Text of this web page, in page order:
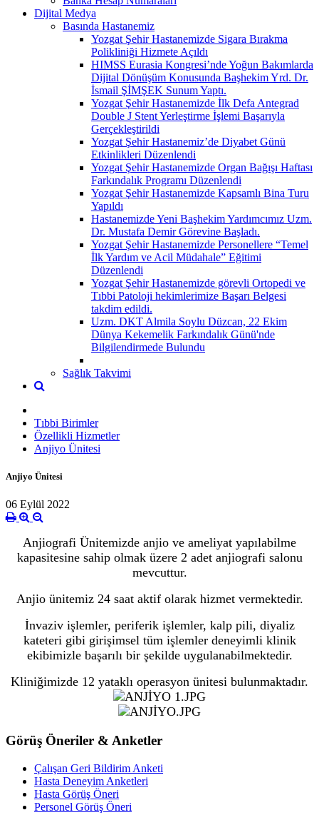
Dijital Medya
Basında Hastanemiz
Yozgat Şehir Hastanemizde Sigara Bırakma
Polikliniği Hizmete Açıldı
HIMSS Eurasia Kongresi’nde Yoğun Bakımlarda
Dijital Dönüşüm Konusunda Başhekim Yrd. Dr.
İsmail ŞİMŞEK Sunum Yaptı.
Yozgat Şehir Hastanemizde İlk Defa Antegrad
Double J Stent Yerleştirme İşlemi Başarıyla
Gerçekleştirildi
Yozgat Şehir Hastanemiz’de Diyabet Günü
Etkinlikleri Düzenlendi
Yozgat Şehir Hastanemizde Organ Bağışı Haftası
Farkındalık Programı Düzenlendi
Yozgat Şehir Hastanemizde Kapsamlı Bina Turu
Yapıldı
Hastanemizde Yeni Başhekim Yardımcımız Uzm.
Dr. Mustafa Demir Görevine Başladı.
Yozgat Şehir Hastanemizde Personellere “Temel
İlk Yardım ve Acil Müdahale” Eğitimi
Düzenlendi
Yozgat Şehir Hastanemizde görevli Ortopedi ve
Tıbbi Patoloji hekimlerimize Başarı Belgesi
takdim edildi.
Uzm. DKT Almila Soylu Düzcan, 22 Ekim
Dünya Kekemelik Farkındalık Günü'nde
Bilgilendirmede Bulundu
Sağlık Takvimi
Tıbbi Birimler
Özellikli Hizmetler
Anjiyo Ünitesi
Anjiyo Ünitesi
06 Eylül 2022
Anjiografi Ünitemizde anjio ve ameliyat yapılabilme
kapasitesine sahip olmak üzere 2 adet anjiografi salonu
mevcuttur.
Anjio ünitemiz 24 saat aktif olarak hizmet vermektedir.
İnvaziv işlemler, periferik işlemler, kalp pili, diyaliz
kateteri gibi girişimsel tüm işlemler deneyimli klinik
ekibimizle başarılı bir şekilde uygulanabilmektedir.
Kliniğimizde 12 yataklı operasyon ünitesi bulunmaktadır.
Görüş Öneriler & Anketler
Çalışan Geri Bildirim Anketi
Hasta Deneyim Anketleri
Hasta Görüş Öneri
Personel Görüş Öneri